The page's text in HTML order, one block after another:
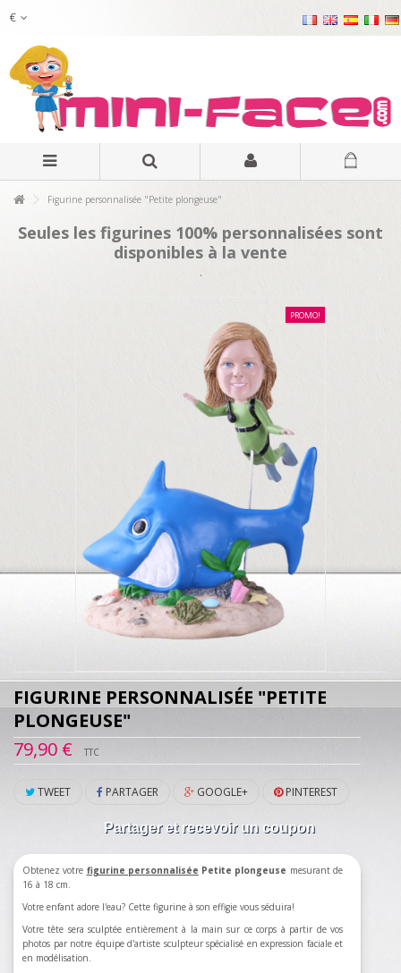
€
Figurine personnalisée "Petite plongeuse"
Seules les figurines 100% personnalisées sont
disponibles à la vente
.
PROMO!
FIGURINE PERSONNALISÉE "PETITE
PLONGEUSE"
79,90 €
TTC
TWEET PARTAGER GOOGLE+ PINTEREST
Partager et recevoir un coupon
Obtenez votre figurine personnalisée Petite plongeuse mesurant de
16 à 18 cm.
Votre enfant adore l'eau? Cette figurine à son effigie vous séduira!
Votre tête sera sculptée entièrement à la main sur ce corps à partir de vos
photos par notre équipe d'artiste sculpteur spécialisé en expression faciale et
en modélisation.